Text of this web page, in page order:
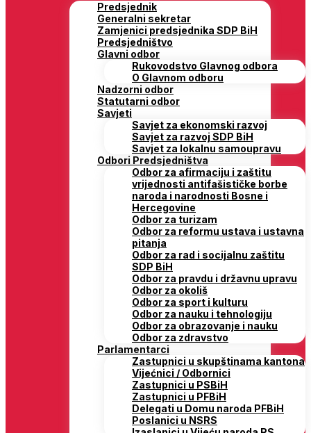
Predsjednik
Generalni sekretar
Zamjenici predsjednika SDP BiH
Predsjedništvo
Glavni odbor
Rukovodstvo Glavnog odbora
O Glavnom odboru
Nadzorni odbor
Statutarni odbor
Savjeti
Savjet za ekonomski razvoj
Savjet za razvoj SDP BiH
Savjet za lokalnu samoupravu
Odbori Predsjedništva
Odbor za afirmaciju i zaštitu
vrijednosti antifašističke borbe
naroda i narodnosti Bosne i
Hercegovine
Odbor za turizam
Odbor za reformu ustava i ustavna
pitanja
Odbor za rad i socijalnu zaštitu
SDP BiH
Odbor za pravdu i državnu upravu
Odbor za okoliš
Odbor za sport i kulturu
Odbor za nauku i tehnologiju
Odbor za obrazovanje i nauku
Odbor za zdravstvo
Parlamentarci
Zastupnici u skupštinama kantona
Vijećnici / Odbornici
Zastupnici u PSBiH
Zastupnici u PFBiH
Delegati u Domu naroda PFBiH
Poslanici u NSRS